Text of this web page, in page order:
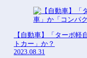
【自動車】「ターボ軽
トカー」か？
2023.08.31